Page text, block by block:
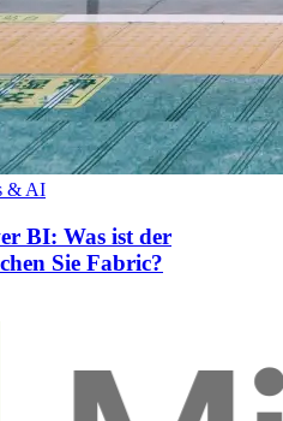
& AI
BI: Was ist der
Sie Fabric?